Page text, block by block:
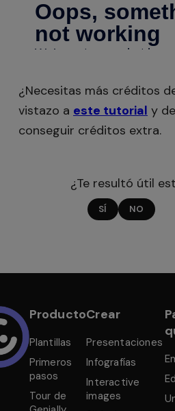
¿Necesitas más créditos
vistazo a este tutorial y
conseguir créditos extra.
¿Te resultó útil
SÍ NO
Producto
Plantillas
Primeros
pasos
Tour de
Crear
Presentaciones
Infografías
Interactive
images